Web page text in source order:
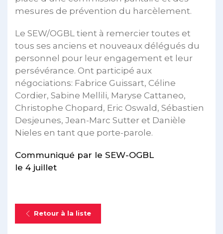
mesures de prévention du harcèlement.
Le SEW/OGBL tient à remercier toutes et
tous ses anciens et nouveaux délégués du
personnel pour leur engagement et leur
persévérance. Ont participé aux
négociations: Fabrice Guissart, Céline
Cordier, Sabine Mellili, Maryse Cattaneo,
Christophe Chopard, Eric Oswald, Sébastien
Desjeunes, Jean-Marc Sutter et Danièle
Nieles en tant que porte-parole.
Communiqué par le SEW-OGBL
le 4 juillet
Retour à la liste